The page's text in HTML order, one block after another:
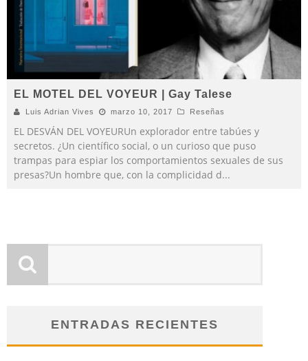
EL MOTEL DEL VOYEUR | Gay Talese
Luis Adrian Vives marzo 10, 2017 Reseñas
EL DESVÁN DEL VOYEURUn explorador entre tabúes y
secretos. ¿Un científico social, o un curioso que puso
trampas para espiar los comportamientos sexuales de sus
presas?Un hombre que, con la complicidad d...
ENTRADAS RECIENTES